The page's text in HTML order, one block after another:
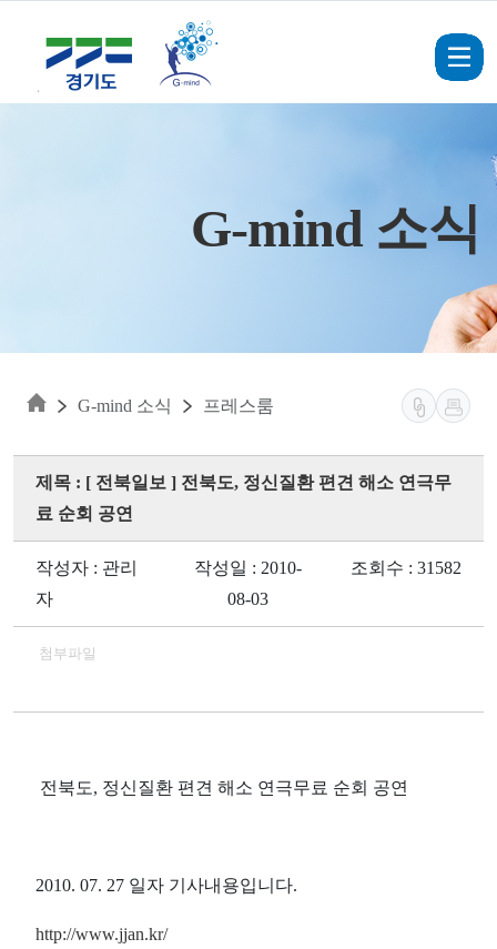
G-mind 소식
G-mind 소식 프레스룸
제목 : [ 전북일보 ] 전북도, 정신질환 편견 해소 연극무
료 순회 공연
작성자 : 관리
자
작성일 : 2010-
08-03
조회수 : 31582
첨부파일
전북도, 정신질환 편견 해소 연극무료 순회 공연
2010. 07. 27 일자 기사내용입니다.
http://www.jjan.kr/